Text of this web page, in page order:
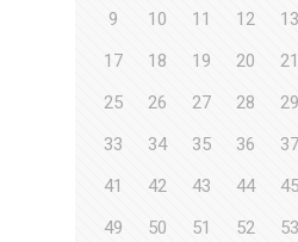
9 10 11 12 13
17
18 19 20 21
25
26 27 28 29
33
34 35 36 37
41
42 43 44 45
49
50 51 52 53